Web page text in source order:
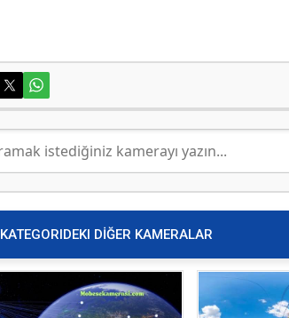
KATEGORIDEKI DİĞER KAMERALAR